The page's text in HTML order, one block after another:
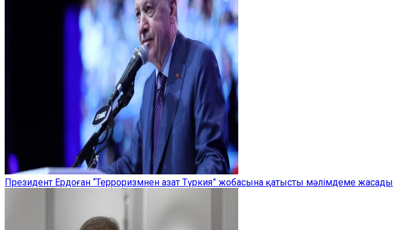
Президент Ердоған “Терроризмнен азат Түркия” жобасына қатысты мәлімдеме жасады